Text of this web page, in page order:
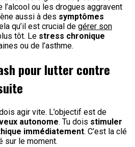
ou les drogues aggravent
aussi à des symptômes
qu’il est crucial de gérer son
tôt. Le stress chronique
ou de l’asthme.
pour lutter contre
agir vite. L’objectif est de
autonome. Tu dois stimuler
immédiatement. C’est la clé
sur le moment.